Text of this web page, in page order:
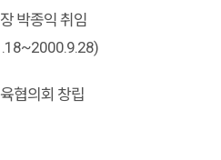
박종익 취임
협의회 창립